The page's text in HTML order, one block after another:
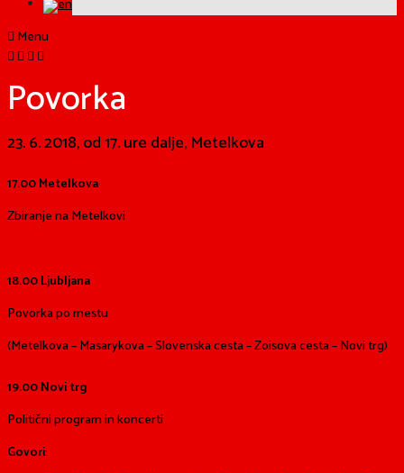
Menu
Povorka
23. 6. 2018, od 17. ure dalje, Metelkova
17.00 Metelkova
Zbiranje na Metelkovi
18.00 Ljubljana
Povorka po mestu
(Metelkova – Masarykova – Slovenska cesta – Zoisova cesta – Novi trg)
19.00 Novi trg
Politični program in koncerti
Govori: